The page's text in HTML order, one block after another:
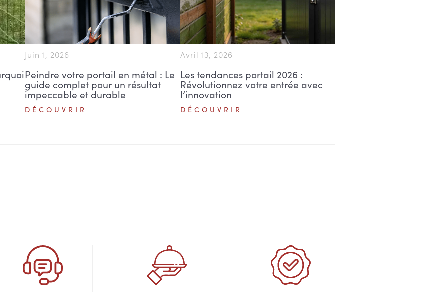
Juin 1, 2026
Peindre votre portail en métal : Le
guide complet pour un résultat
impeccable et durable
DÉCOUVRIR
Avril 13, 2026
Les tendances portail 2026 :
Révolutionnez votre entrée avec
l’innovation
DÉCOUVRIR